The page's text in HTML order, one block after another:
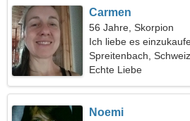
Carmen
56 Jahre, Skorpion
Ich liebe es
Spreitenbach, Schweiz
Echte Liebe
Noemi